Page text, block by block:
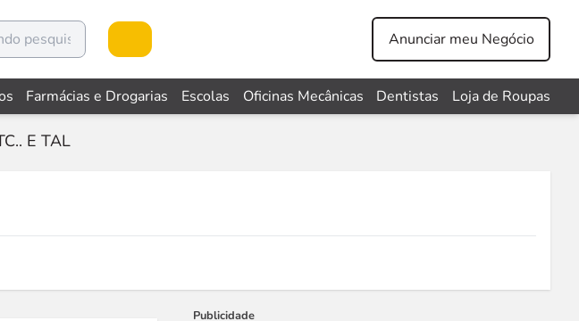
Anunciar meu Negócio
Farmácias e Drogarias Escolas Oficinas Mecânicas Dentistas Loja de Roupas
E TAL
Publicidade